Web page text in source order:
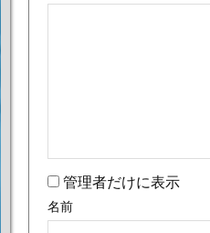
管理者だけに表示
名前